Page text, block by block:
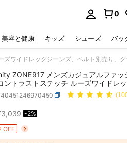
0
美容と健康 キッズ シューズ バッ
ワイドレッグジーンズ、ベルト別売り、グ
ZONE917 メンズカジュアルファッ
ントラストステッチ ルーズワイドレッ
別売り、グランジ
-2%
OFF